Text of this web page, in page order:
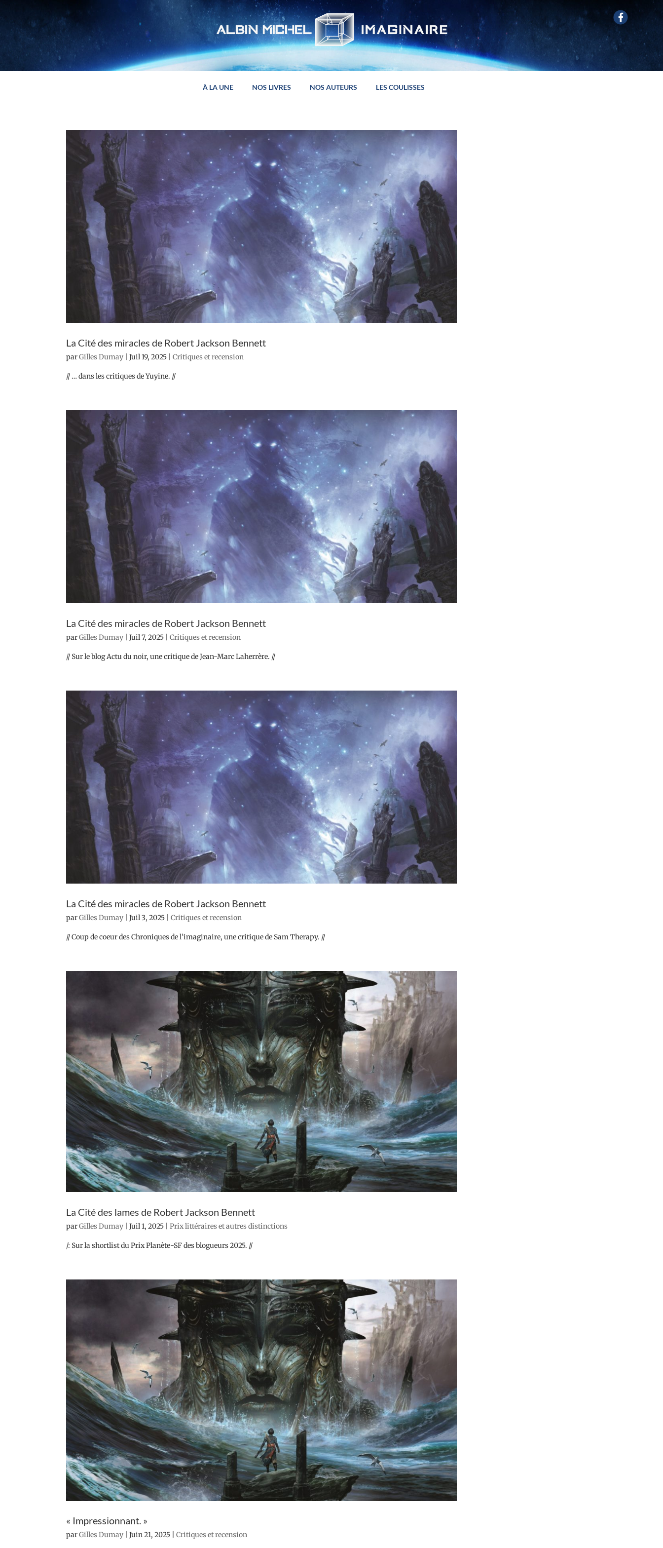
À LA UNE NOS LIVRES NOS AUTEURS LES COULISSES
La Cité des miracles de Robert Jackson Bennett
parGilles Dumay |Juil 19, 2025 |Critiques et recension
// … dans les critiques de Yuyine. //
La Cité des miracles de Robert Jackson Bennett
parGilles Dumay |Juil 7, 2025 |Critiques et recension
// Sur le blog Actu du noir, une critique de Jean-Marc Laherrère. //
La Cité des miracles de Robert Jackson Bennett
parGilles Dumay |Juil 3, 2025 |Critiques et recension
// Coup de coeur des Chroniques de l’imaginaire, une critique de Sam Therapy. //
La Cité des lames de Robert Jackson Bennett
parGilles Dumay |Juil 1, 2025 |Prix littéraires et autres distinctions
/: Sur la shortlist du Prix Planète-SF des blogueurs 2025. //
« Impressionnant. »
parGilles Dumay |Juin 21, 2025 |Critiques et recension